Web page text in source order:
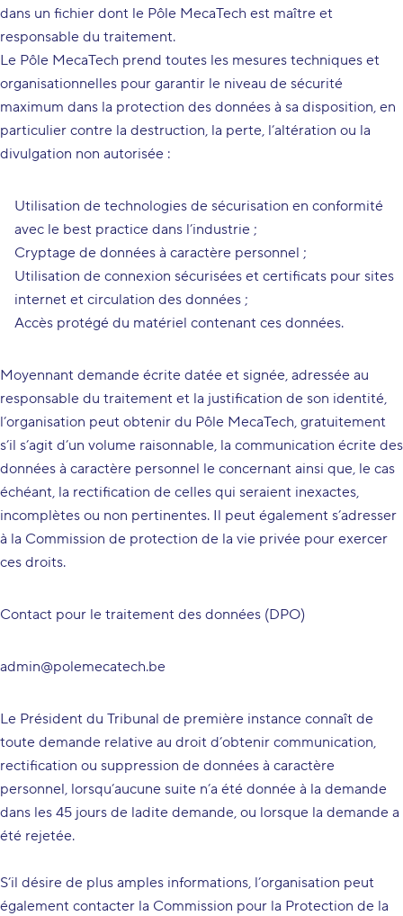
dans un fichier dont le Pôle MecaTech est maître et
responsable du traitement.
Le Pôle MecaTech prend toutes les mesures techniques et
organisationnelles pour garantir le niveau de sécurité
maximum dans la protection des données à sa disposition, en
particulier contre la destruction, la perte, l’altération ou la
divulgation non autorisée :
Utilisation de technologies de sécurisation en conformité
avec le best practice dans l’industrie ;
Cryptage de données à caractère personnel ;
Utilisation de connexion sécurisées et certificats pour sites
internet et circulation des données ;
Accès protégé du matériel contenant ces données.
Moyennant demande écrite datée et signée, adressée au
responsable du traitement et la justification de son identité,
l’organisation peut obtenir du Pôle MecaTech, gratuitement
s’il s’agit d’un volume raisonnable, la communication écrite des
données à caractère personnel le concernant ainsi que, le cas
échéant, la rectification de celles qui seraient inexactes,
incomplètes ou non pertinentes. Il peut également s’adresser
à la Commission de protection de la vie privée pour exercer
ces droits.
Contact pour le traitement des données (DPO)
admin@polemecatech.be
Le Président du Tribunal de première instance connaît de
toute demande relative au droit d’obtenir communication,
rectification ou suppression de données à caractère
personnel, lorsqu’aucune suite n’a été donnée à la demande
dans les 45 jours de ladite demande, ou lorsque la demande a
été rejetée.
S’il désire de plus amples informations, l’organisation peut
également contacter la Commission pour la Protection de la